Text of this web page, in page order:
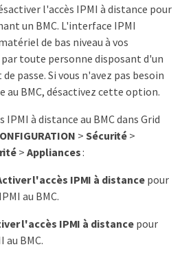
l'accès IPMI à distance pour
un BMC. L'interface IPMI
de bas niveau à vos
toute personne disposant d'un
passe. Si vous n'avez pas besoin
au BMC, désactivez cette option.
à distance au BMC dans Grid
> Sécurité >
>Appliances:
l'accès IPMI à distancepour
au BMC.
l'accès IPMI à distancepour
au BMC.